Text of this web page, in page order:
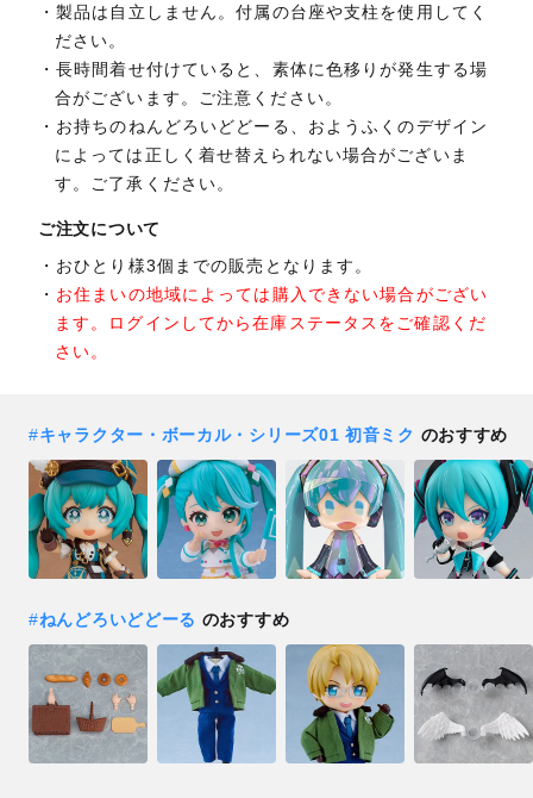
製品は自立しません。付属の台座や支柱を使用してく
ださい。
長時間着せ付けていると、素体に色移りが発生する場
合がございます。ご注意ください。
お持ちのねんどろいどどーる、おようふくのデザイン
によっては正しく着せ替えられない場合がございま
す。ご了承ください。
ご注文について
おひとり様3個までの販売となります。
お住まいの地域によっては購入できない場合がござい
ます。ログインしてから在庫ステータスをご確認くだ
さい。
#キャラクター・ボーカル・シリーズ01 初音ミク のおすすめ
#ねんどろいどどーる のおすすめ